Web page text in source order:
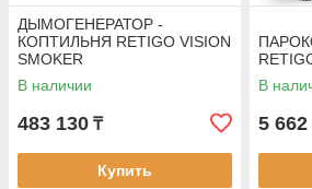
ДЫМОГЕНЕРАТОР -
КОПТИЛЬНЯ RETIGO VISION
SMOKER
В наличии
483 130 ₸
Купить
В
5 662